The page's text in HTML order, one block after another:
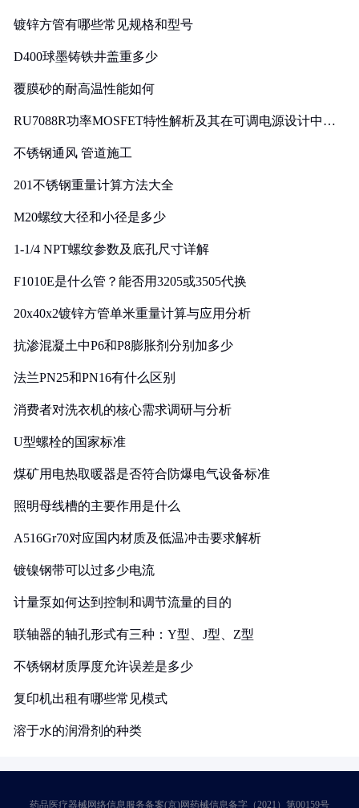
镀锌方管有哪些常见规格和型号
D400球墨铸铁井盖重多少
覆膜砂的耐高温性能如何
RU7088R功率MOSFET特性解析及其在可调电源设计中的
不锈钢通风 管道施工
201不锈钢重量计算方法大全
M20螺纹大径和小径是多少
1-1/4 NPT螺纹参数及底孔尺寸详解
F1010E是什么管？能否用3205或3505代换
20x40x2镀锌方管单米重量计算与应用分析
抗渗混凝土中P6和P8膨胀剂分别加多少
法兰PN25和PN16有什么区别
消费者对洗衣机的核心需求调研与分析
U型螺栓的国家标准
煤矿用电热取暖器是否符合防爆电气设备标准
照明母线槽的主要作用是什么
A516Gr70对应国内材质及低温冲击要求解析
镀镍钢带可以过多少电流
计量泵如何达到控制和调节流量的目的
联轴器的轴孔形式有三种：Y型、J型、Z型
不锈钢材质厚度允许误差是多少
复印机出租有哪些常见模式
溶于水的润滑剂的种类
药品医疗器械网络信息服务备案(京)网药械信息备字（2021）第00159号